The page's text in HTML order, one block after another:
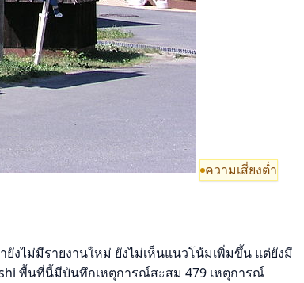
ความเสี่ยงต่ำ
งไม่มีรายงานใหม่ ยังไม่เห็นแนวโน้มเพิ่มขึ้น แต่ยังมี
พื้นที่นี้มีบันทึกเหตุการณ์สะสม 479 เหตุการณ์